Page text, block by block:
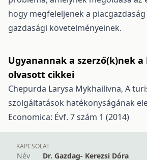
hogy megfeleljenek a
gazdasági követelményeinek.
Ugyanannak a szerző(k)nek
olvasott cikkei
Chepurda Larysa Mykhailivna, A
szolgáltatások hatékonyságának
Economica: Évf. 7 szám 1 (2014)
KAPCSOLAT
Név Dr. Gazdag- Kerezsi Dóra